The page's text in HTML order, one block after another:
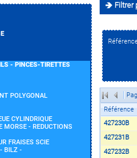
- PINCES-TIRETTES
POLYGONAL
CYLINDRIQUE
MORSE - REDUCTIONS
FRAISES SCIE
BILZ -
Filtrer
Référence
427230B
427231B
427232B